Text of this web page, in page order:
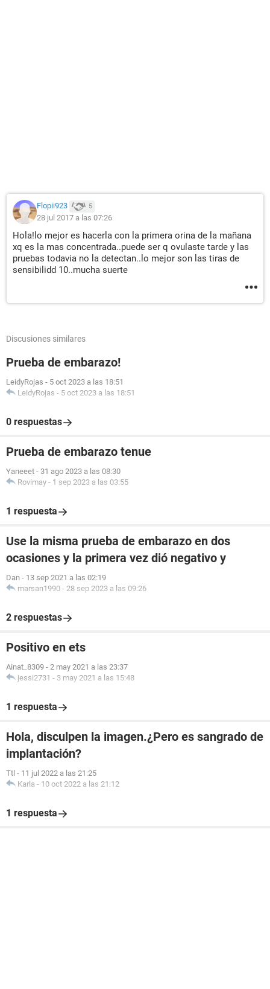
Flopii923 5
28 jul 2017 a las 07:26
Hola!lo mejor es hacerla con la primera orina de la mañana
xq es la mas concentrada..puede ser q ovulaste tarde y las
pruebas todavia no la detectan..lo mejor son las tiras de
sensibilidd 10..mucha suerte
Discusiones similares
Prueba de embarazo!
LeidyRojas - 5 oct 2023 a las 18:51
LeidyRojas - 5 oct 2023 a las 18:51
0 respuestas
Prueba de embarazo tenue
Yaneeet - 31 ago 2023 a las 08:30
Rovimay - 1 sep 2023 a las 03:55
1 respuesta
Use la misma prueba de embarazo en dos
ocasiones y la primera vez dió negativo y
Dan - 13 sep 2021 a las 02:19
marsan1990 - 28 sep 2023 a las 09:26
2 respuestas
Positivo en ets
Ainat_8309 - 2 may 2021 a las 23:37
jessi2731 - 3 may 2021 a las 15:48
1 respuesta
Hola, disculpen la imagen.¿Pero es sangrado de
implantación?
Ttl - 11 jul 2022 a las 21:25
Karla - 10 oct 2022 a las 21:12
1 respuesta